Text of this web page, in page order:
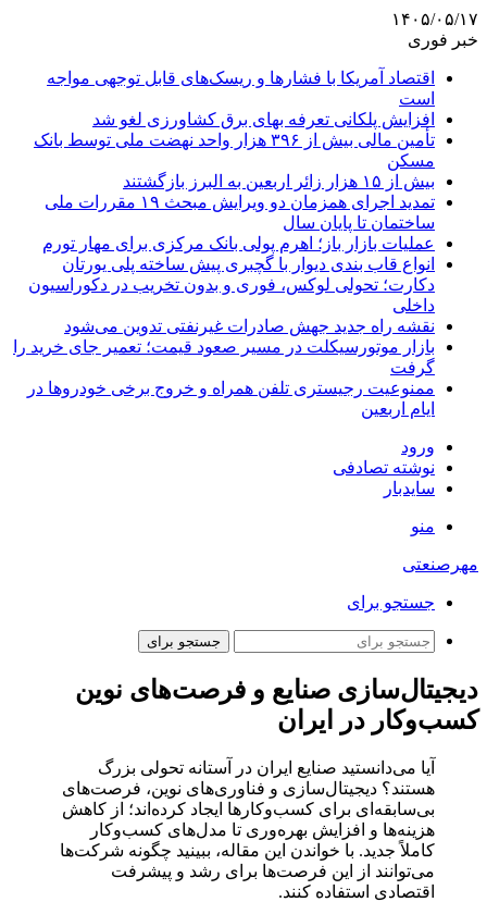
۱۴۰۵/۰۵/۱۷
خبر فوری
اقتصاد آمریکا با فشارها و ریسک‌های قابل توجهی مواجه
است
افزایش پلکانی تعرفه بهای برق کشاورزی لغو شد
تأمین مالی بیش از ۳۹۶ هزار واحد نهضت ملی توسط بانک
مسکن
بیش از ۱۵ هزار زائر اربعین به البرز بازگشتند
تمدید اجرای همزمان دو ویرایش مبحث ۱۹ مقررات ملی
ساختمان تا پایان سال
عملیات بازار باز؛ اهرم پولی بانک مرکزی برای مهار تورم
انواع قاب بندی دیوار با گچبری پیش ساخته پلی یورتان
دکارت؛ تحولی لوکس، فوری و بدون تخریب در دکوراسیون
داخلی
نقشه راه جدید جهش صادرات غیرنفتی تدوین می‌شود
بازار موتورسیکلت در مسیر صعود قیمت؛ تعمیر جای خرید را
گرفت
ممنوعیت رجیستری تلفن همراه و خروج برخی خودروها در
ایام اربعین
ورود
نوشته تصادفی
سایدبار
منو
مهرصنعتی
جستجو برای
جستجو برای
دیجیتال‌سازی صنایع و فرصت‌های نوین
کسب‌وکار در ایران
آیا می‌دانستید صنایع ایران در آستانه تحولی بزرگ
هستند؟ دیجیتال‌سازی و فناوری‌های نوین، فرصت‌های
بی‌سابقه‌ای برای کسب‌وکارها ایجاد کرده‌اند؛ از کاهش
هزینه‌ها و افزایش بهره‌وری تا مدل‌های کسب‌وکار
کاملاً جدید. با خواندن این مقاله، ببینید چگونه شرکت‌ها
می‌توانند از این فرصت‌ها برای رشد و پیشرفت
اقتصادی استفاده کنند.